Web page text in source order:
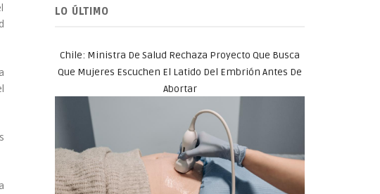
LO ÚLTIMO
Chile: Ministra De Salud Rechaza Proyecto Que Busca
Que Mujeres Escuchen El Latido Del Embrión Antes De
Abortar